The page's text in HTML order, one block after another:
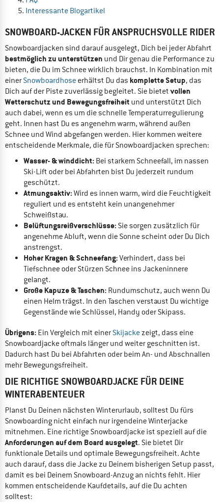
Interessante Blogartikel
SNOWBOARD-JACKEN FÜR ANSPRUCHSVOLLE RIDER
Snowboardjacken sind darauf ausgelegt, Dich bei jeder Abfahrt
bestmöglich zu unterstützen und Dir genau die Performance zu
bieten, die Du im Schnee wirklich brauchst. In Kombination mit
einer Snowboardhose erhältst Du das komplette Setup, das
Dich auf der Piste zuverlässig begleitet. Sie bietet vollen
Wetterschutz und Bewegungsfreiheit und unterstützt Dich
auch dabei, wenn es um die schnelle Temperaturregulierung
geht. Innen hast Du es angenehm warm, während außen
Schnee und Wind abgefangen werden. Hier kommen weitere
entscheidende Merkmale, die für Snowboardjacken sprechen:
Wasser- & winddicht:Bei starkem Schneefall, im nassen
Ski-Lift oder bei Abfahrten bist Du jederzeit rundum
geschützt.
Atmungsaktiv:Wird es innen warm, wird die Feuchtigkeit
reguliert und es entsteht kein unangenehmer
Schweißstau.
Belüftungsreißverschlüsse:Sie sorgen zusätzlich für
angenehme Abluft, wenn die Sonne scheint oder Du Dich
anstrengst.
Hoher Kragen & Schneefang:Verhindert, dass bei
Tiefschnee oder Stürzen Schnee ins Jackeninnere
gelangt.
Große Kapuze & Taschen:Rundumschutz, auch wenn Du
einen Helm trägst. In den Taschen verstaust Du wichtige
Gegenstände wie Schlüssel, Handy oder Skipass.
Übrigens: Ein Vergleich mit einer Skijackezeigt, dass eine
Snowboardjacke oftmals länger und weiter geschnitten ist.
Dadurch hast Du bei Abfahrten oder beim An- und Abschnallen
mehr Bewegungsfreiheit.
DIE RICHTIGE SNOWBOARDJACKE FÜR DEINE
WINTERABENTEUER
Planst Du Deinen nächsten Winterurlaub, solltest Du fürs
Snowboarding nicht einfach nur irgendeine Winterjacke
mitnehmen. Eine richtige Snowboardjacke ist speziell auf die
Anforderungen auf dem Board ausgelegt. Sie bietet Dir
funktionale Details und optimale Bewegungsfreiheit. Achte
auch darauf, dass die Jacke zu Deinem bisherigen Setup passt,
damit es bei Deinem Snowboard-Anzug an nichts fehlt. Hier
kommen entscheidende Kaufdetails, auf die Du achten
solltest: